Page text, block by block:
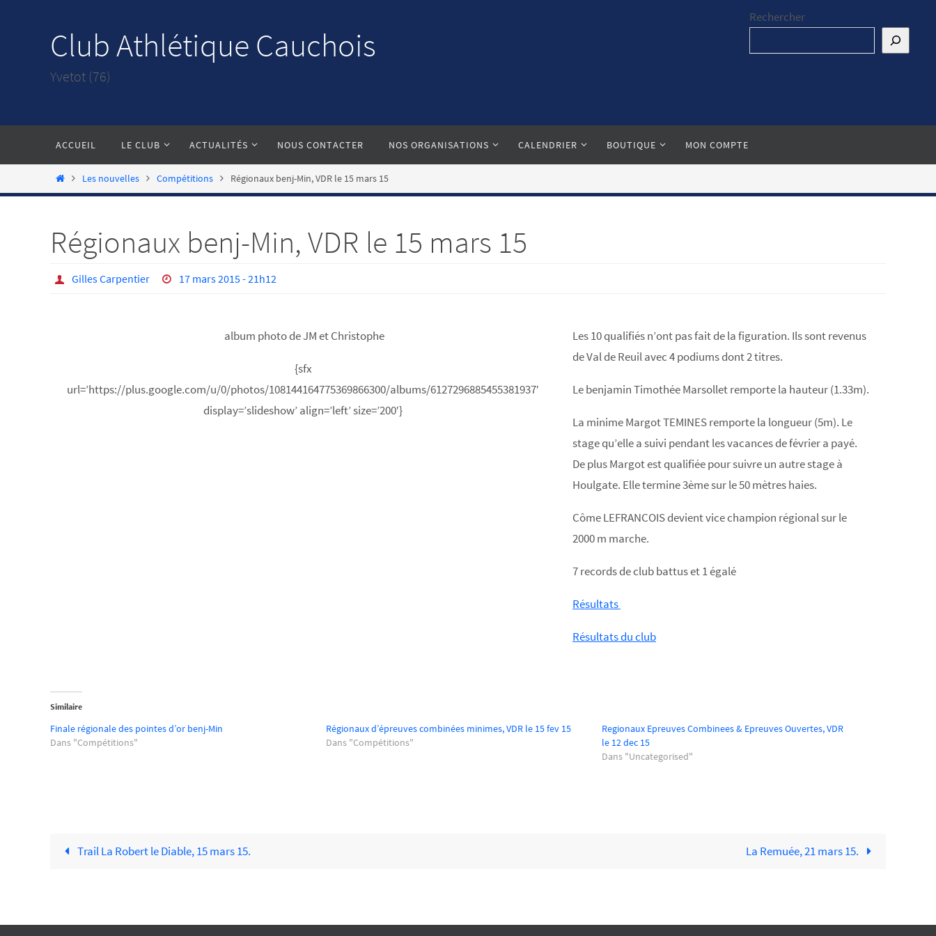
Club Athlétique Cauchois
Yvetot (76)
Rechercher
le
ACCUEIL LE CLUB ACTUALITÉS NOUS CONTACTER NOS ORGANISATIONS CALENDRIER BOUTIQUE MON COMPTE
HomeLes nouvelles Compétitions Régionaux benj-Min, VDR le 15 mars 15
Régionaux benj-Min, VDR le 15 mars 15
Gilles Carpentier 17 mars 2015 - 21h12
album photo de JM et Christophe
{sfx
url=’https://plus.google.com/u/0/photos/108144164775369866300/albums/6127296885455381937′
display=’slideshow’ align=’left’ size=’200′}
Les 10 qualifiés n’ont pas fait de la figuration. Ils sont revenus
de Val de Reuil avec 4 podiums dont 2 titres.
Le benjamin Timothée Marsollet remporte la hauteur (1.33m).
La minime Margot TEMINES remporte la longueur (5m). Le
stage qu’elle a suivi pendant les vacances de février a payé.
De plus Margot est qualifiée pour suivre un autre stage à
Houlgate. Elle termine 3ème sur le 50 mètres haies.
Côme LEFRANCOIS devient vice champion régional sur le
2000 m marche.
7 records de club battus et 1 égalé
Résultats
Résultats du club
Similaire
Finale régionale des pointes d’or benj-Min
Dans "Compétitions"
Régionaux d’épreuves combinées minimes, VDR le 15 fev 15
Dans "Compétitions"
Regionaux Epreuves Combinees & Epreuves Ouvertes, VDR
le 12 dec 15
Dans "Uncategorised"
Trail La Robert le Diable, 15 mars 15. La Remuée, 21 mars 15.